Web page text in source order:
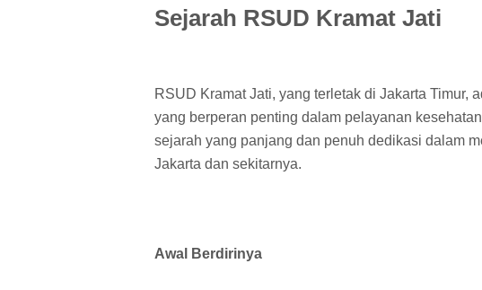
Sejarah RSUD Kramat Jati
RSUD Kramat Jati, yang terletak di Jakarta Timur,
yang berperan penting dalam pelayanan
sejarah yang panjang dan penuh dedikasi dalam
Jakarta dan sekitarnya.
Awal Berdirinya